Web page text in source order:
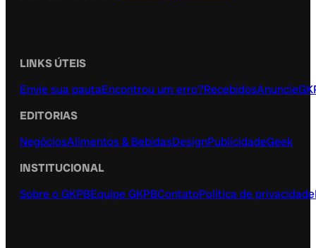
LINKS ÚTEIS
Envie sua pautaEncontrou um erro?RecebidosAnuncie
EDITORIAS
NegóciosAlimentos & BebidasDesignPublicidadeGeek
INSTITUCIONAL
Sobre o GKPBEquipe GKPBContatoPolítica de privacidade